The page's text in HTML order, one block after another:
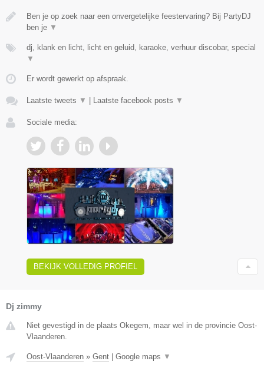
Ben je op zoek naar een onvergetelijke feestervaring? Bij PartyDJ
ben je ▼
dj, klank en licht, licht en geluid, karaoke, verhuur discobar, special
▼
Er wordt gewerkt op afspraak.
Laatste tweets ▼ | Laatste facebook posts ▼
Sociale media:
BEKIJK VOLLEDIG PROFIEL
Dj zimmy
Niet gevestigd in de plaats Okegem, maar wel in de provincie Oost-
Vlaanderen.
Oost-Vlaanderen » Gent Google maps ▼